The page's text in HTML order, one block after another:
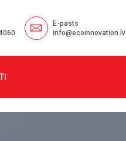
E-pasts
info@ecoinnovation.lv